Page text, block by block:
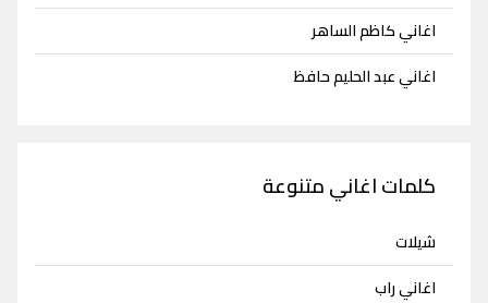
اغاني كاظم الساهر
اغاني عبد الحليم حافظ
كلمات اغاني متنوعة
شيلات
اغاني راب